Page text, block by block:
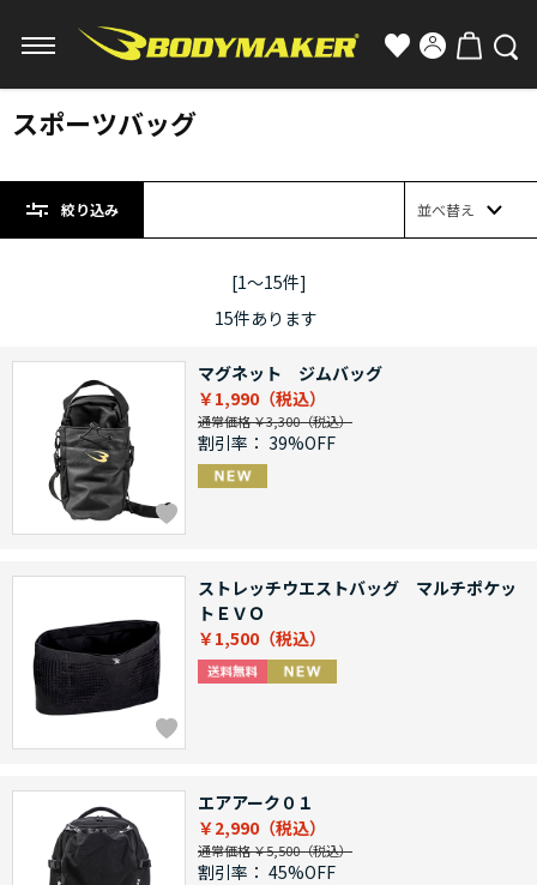
スポーツバッグ
絞り込み 並べ替え
[1～15件]
15件あります
マグネット ジムバッグ
￥1,990
通常価格 ￥3,300
割引率： 39%OFF
ストレッチウエストバッグ マルチポケッ
トＥＶＯ
￥1,500
エアアーク０１
￥2,990
通常価格 ￥5,500
割引率： 45%OFF